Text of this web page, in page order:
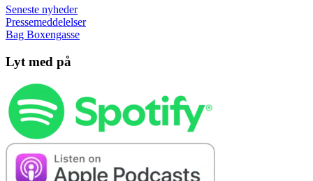
Seneste nyheder
Pressemeddelelser
Bag Boxengasse
Lyt med på